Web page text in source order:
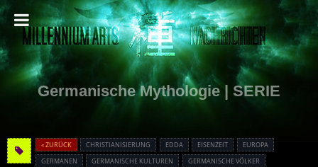
Germanische Mythologie | SERIE
« ZURÜCK CHRISTIANISIERUNG EDDA EISENZEIT
EUROPA
GERMANEN
GERMANISCHE KULTUREN
GERMANISCHE VÖLKER